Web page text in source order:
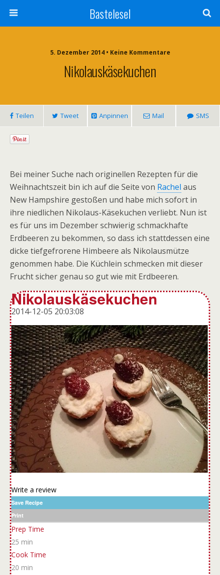
Bastelesel
5. Dezember 2014 • Keine Kommentare
Nikolauskäsekuchen
Teilen Tweet Anpinnen Mail SMS
Bei meiner Suche nach originellen Rezepten für die
Weihnachtszeit bin ich auf die Seite von Rachel aus
New Hampshire gestoßen und habe mich sofort in
ihre niedlichen Nikolaus-Käsekuchen verliebt. Nun ist
es für uns im Dezember schwierig schmackhafte
Erdbeeren zu bekommen, so dass ich stattdessen eine
dicke tiefgefrorene Himbeere als Nikolausmütze
genommen habe. Die Küchlein schmecken mit dieser
Frucht sicher genau so gut wie mit Erdbeeren.
Nikolauskäsekuchen
2014-12-05 20:03:08
Write a review
Save Recipe
Print
Prep Time
25 min
Cook Time
20 min